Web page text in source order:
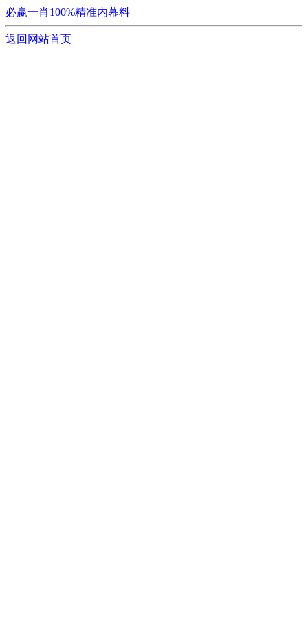
必赢一肖100%精准内幕料
返回网站首页